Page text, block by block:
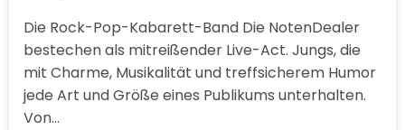
Die Rock-Pop-Kabarett-Band Die NotenDealer
bestechen als mitreißender Live-Act. Jungs, die
mit Charme, Musikalität und treffsicherem Humor
jede Art und Größe eines Publikums unterhalten.
Von…